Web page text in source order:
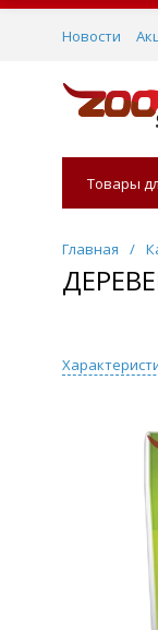
Новости
Товары
Главная /